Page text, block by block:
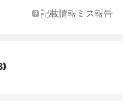
マー、カンフル、ジ（C12
ベントナイト、水酸化A
記載情報ミス報告